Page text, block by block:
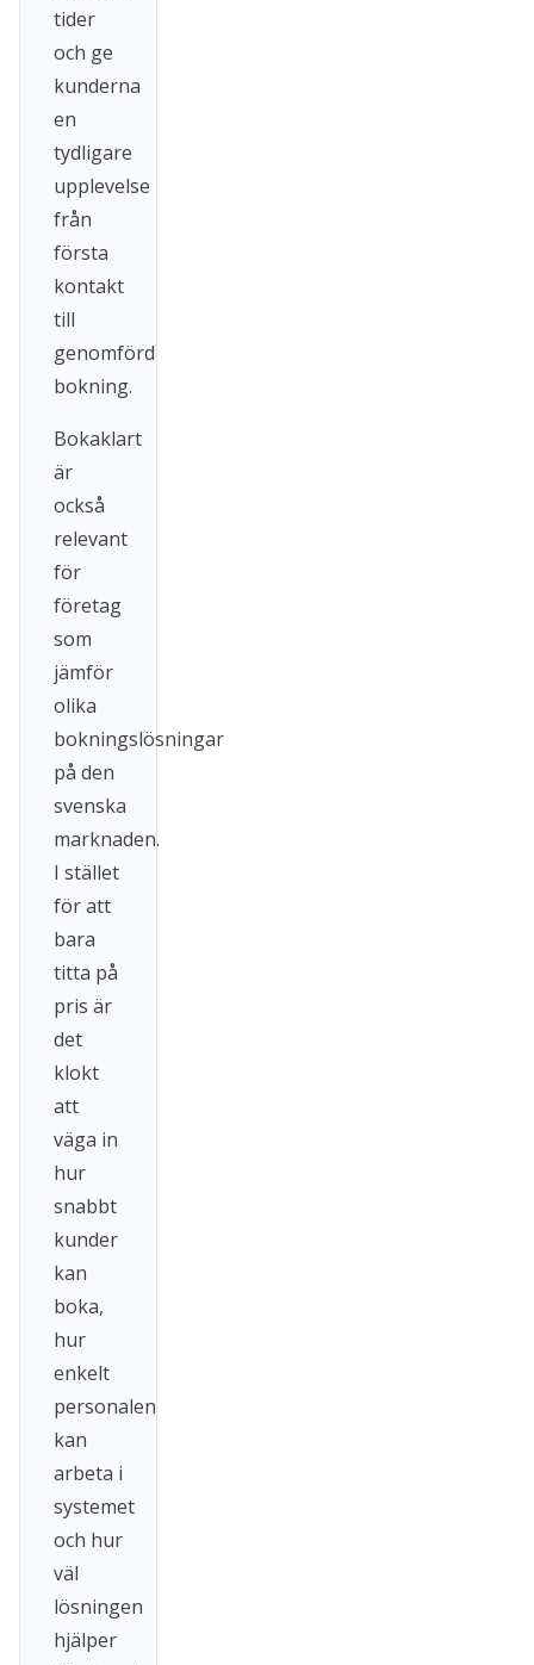
tider
och ge
kunderna
en
tydligare
upplevelse
från
första
kontakt
till
genomförd
bokning.
Bokaklart
är
också
relevant
för
företag
som
jämför
olika
bokningslösningar
på den
svenska
marknaden.
I stället
för att
bara
titta på
pris är
det
klokt
att
väga in
hur
snabbt
kunder
kan
boka,
hur
enkelt
personalen
kan
arbeta i
systemet
och hur
väl
lösningen
hjälper